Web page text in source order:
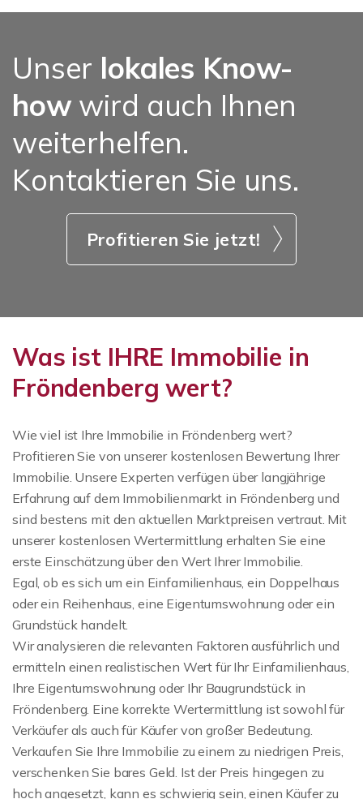
Unser lokales Know-
howwird auch Ihnen
weiterhelfen.
Kontaktieren Sie uns.
Profitieren Sie jetzt!
Was ist IHRE Immobilie in
Fröndenberg wert?
Wie viel ist Ihre Immobilie in Fröndenberg wert?
Profitieren Sie von unserer kostenlosen Bewertung Ihrer
Immobilie. Unsere Experten verfügen über langjährige
Erfahrung auf dem Immobilienmarkt in Fröndenberg und
sind bestens mit den aktuellen Marktpreisen vertraut. Mit
unserer kostenlosen Wertermittlung erhalten Sie eine
erste Einschätzung über den Wert Ihrer Immobilie.
Egal, ob es sich um ein Einfamilienhaus, ein Doppelhaus
oder ein Reihenhaus, eine Eigentumswohnung oder ein
Grundstück handelt.
Wir analysieren die relevanten Faktoren ausführlich und
ermitteln einen realistischen Wert für Ihr Einfamilienhaus,
Ihre Eigentumswohnung oder Ihr Baugrundstück in
Fröndenberg. Eine korrekte Wertermittlung ist sowohl für
Verkäufer als auch für Käufer von großer Bedeutung.
Verkaufen Sie Ihre Immobilie zu einem zu niedrigen Preis,
verschenken Sie bares Geld. Ist der Preis hingegen zu
hoch angesetzt, kann es schwierig sein, einen Käufer zu